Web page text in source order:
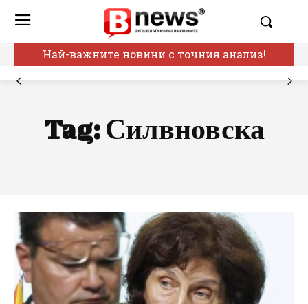
Най-важните новини с точния анализ!
Tag: Силвновска